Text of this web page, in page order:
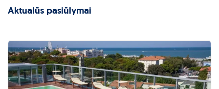
Aktualūs pasiūlymai